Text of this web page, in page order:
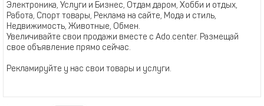
Электроника, Услуги и Бизнес, Отдам даром, Хобби и отдых,
Работа, Спорт товары, Реклама на сайте, Мода и стиль,
Недвижимость, Животные, Обмен.
Увеличивайте свои продажи вместе с Ado.center. Размещай
свое объявление прямо сейчас.
Рекламируйте у нас свои товары и услуги.